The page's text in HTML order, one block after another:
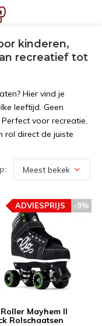
kinderen,
recreatief tot
Hier vind je
leeftijd. Geen
voor recreatie,
rol direct de juiste
Mayhem II
Rolschaatsen
-9%
ADVIESPRIJS